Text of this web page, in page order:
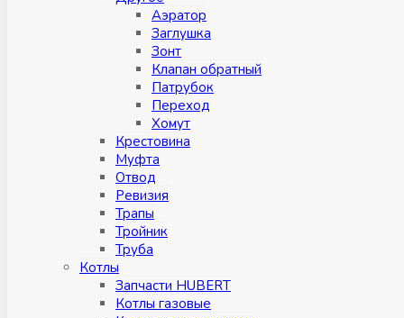
Аэратор
Заглушкa
Зонт
Клапан обратный
Патрубок
Переход
Хомут
Крестовина
Муфтa
Отвод
Ревизия
Трапы
Тройник
Труба
Котлы
Запчасти HUBERT
Котлы газовые